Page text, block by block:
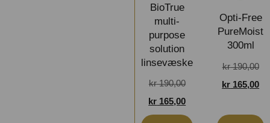
BioTrue
multi-
purpose
solution
linsevæske
kr190,00
kr 165,00
Opti-Free
PureMoist
300ml
kr190,00
kr 165,00